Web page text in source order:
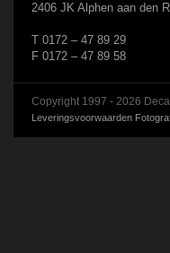
2406 JK Alphen aan den
T 0172 – 47 89 29
F 0172 – 47 89 58
Copyright 1997 - 2026
Leveringsvoorwaarden